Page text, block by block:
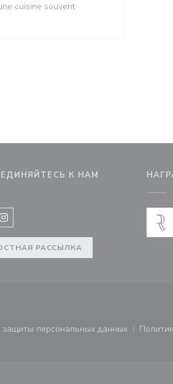
cuisine souvent
К НАМ
((открывается в новом окне))
Instagram ((открывается в новом окне))
РАССЫЛКА
защиты персональных данных
((открывается в новом окне))